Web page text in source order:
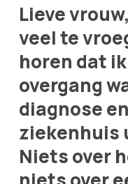
Lieve
veel te
horen dat
overgang
diagnose
ziekenhuis
Niets over